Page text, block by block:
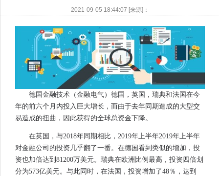
2021-09-05 18:44:07 [来源]：
德国金融技术（金融电气）德国，英国，瑞典和法国在今
年的前六个月内投入巨大增长，而由于去年同期造成的大型交
易造成的扭曲，因此获得的全球总资金下降。
在英国，与2018年同期相比，2019年上半年2019年上半年
对金融公司的投资几乎翻了一番。在德国看到类似的增加，投
资也加倍达到81200万美元。瑞典在欧洲比例最高，投资四倍划
分为573亿美元。与此同时，在法国，投资增加了48％，达到